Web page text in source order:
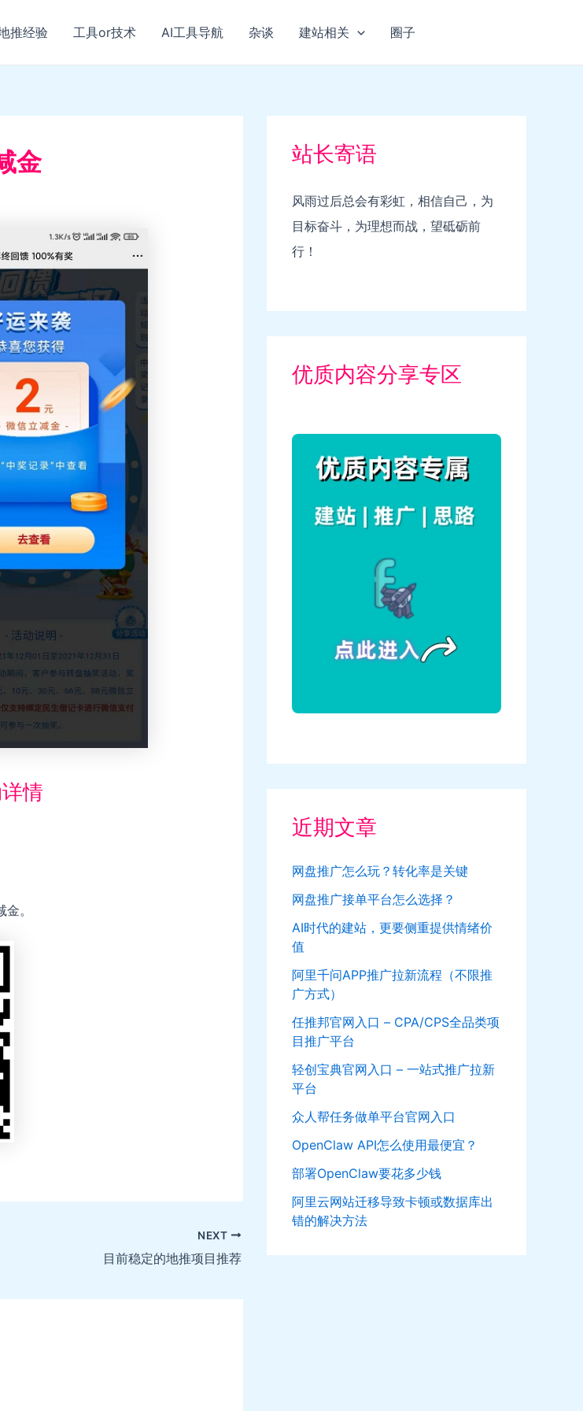
推经验 工具or技术 AI工具导航 杂谈 建站相关 圈子
金
情
。
NEXT
目前稳定的地推项目推荐
站长寄语
风雨过后总会有彩虹，相信自己，为
目标奋斗，为理想而战，望砥砺前
行！
优质内容分享专区
近期文章
网盘推广怎么玩？转化率是关键
网盘推广接单平台怎么选择？
AI时代的建站，更要侧重提供情绪价
值
阿里千问APP推广拉新流程（不限推
广方式）
任推邦官网入口 – CPA/CPS全品类项
目推广平台
轻创宝典官网入口 – 一站式推广拉新
平台
众人帮任务做单平台官网入口
OpenClaw API怎么使用最便宜？
部署OpenClaw要花多少钱
阿里云网站迁移导致卡顿或数据库出
错的解决方法